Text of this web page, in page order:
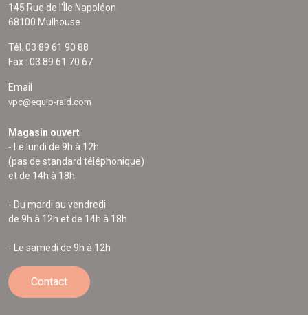
145 Rue de l'Île Napoléon
68100 Mulhouse
Tél. 03 89 61 90 88
Fax : 03 89 61 70 67
Email
vpc@equip-raid.com
Magasin ouvert
- Le lundi de 9h à 12h
(pas de standard téléphonique)
et de 14h à 18h
- Du mardi au vendredi
de 9h à 12h et de 14h à 18h
- Le samedi de 9h à 12h
Contact